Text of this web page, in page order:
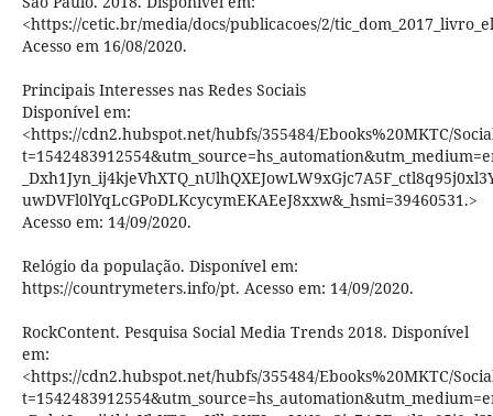
<https://cetic.br/media/docs/publicacoes/2/
Acesso em 16/08/2020.
Principais Interesses nas Redes Sociais
Disponível em:
<https://cdn2.hubspot.net/hubfs/355484/Ebooks%20MKTC/
uwDVFl0lYqLcGPoDLKcycymEKAEeJ8xxw&_hsmi=39460531.>
Acesso em: 14/09/2020.
Relógio da população. Disponível em:
https://countrymeters.info/pt. Acesso em: 14/09/2020.
RockContent. Pesquisa Social Media Trends 2018. Disponível
em:
<https://cdn2.hubspot.net/hubfs/355484/Ebooks%20MKTC/